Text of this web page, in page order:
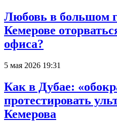
Любовь в большом
Кемерове
офиса?
5 мая 2026 19:31
Как в Дубае:
протестировать
Кемерова